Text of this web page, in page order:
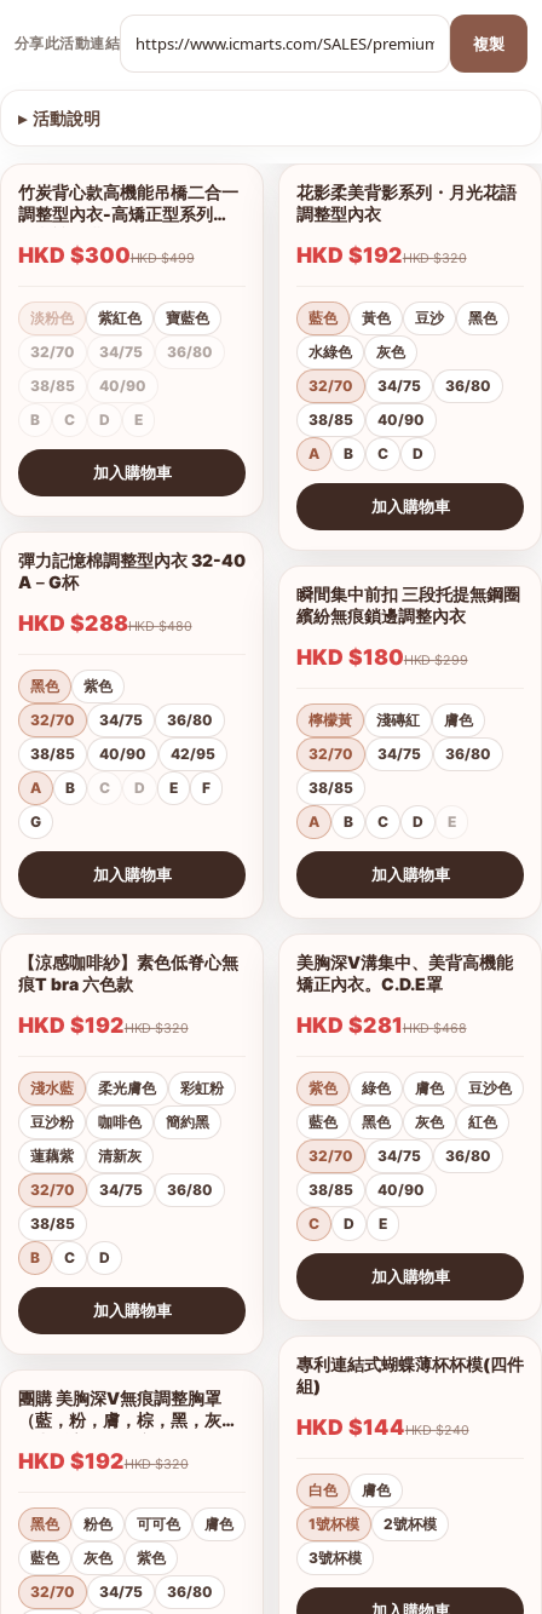
分享此活動連結 複製
▸ 活動說明
1/13
查看圖片
竹炭背心款高機能吊橋二合一
調整型內衣-高矯正型系列
HKD $300 HKD $499
淡粉色 紫紅色
寶藍色
32/70
34/75
36/80
38/85
40/90
B
C D E
加入購物車
1/18
查看圖片
彈力記憶棉調整型內衣 32-40
A－G杯
HKD $288 HKD $480
黑色
紫色
32/70
34/75
36/80
38/85
40/90
42/95
A
B C D E
F
G
加入購物車
1/18
查看圖片
【涼感咖啡紗】素色低脊心無
痕T bra 六色款
HKD $192 HKD $320
淺水藍 柔光膚色
彩虹粉
豆沙粉
咖啡色
簡約黑
蓮藕紫
清新灰
32/70
34/75
36/80
38/85
B
C D
加入購物車
1/17
查看圖片
團購 美胸深V無痕調整胸罩
（藍，粉，膚，棕，黑，灰）
HKD $192 HKD $320
黑色 粉色 可可色
膚色
藍色
灰色
紫色
32/70
34/75 36/80
1/18
花影柔美背影系列・月光花語
調整型內衣
HKD $192 HKD $320
藍色 黃色 豆沙
黑色
水綠色
灰色
32/70
34/75
36/80
38/85
40/90
A
B C D
加入購物車
1/9
查看圖片
瞬間集中前扣 三段托提無鋼圈
繽紛無痕鎖邊調整內衣
HKD $180 HKD $299
檸檬黃 淺磚紅
膚色
32/70
34/75
36/80
38/85
A
B C D E
加入購物車
1/16
查看圖片
美胸深V溝集中、美背高機能
矯正內衣。C.D.E罩
HKD $281 HKD $468
紫色 綠色 膚色
豆沙色
藍色
黑色 灰色
紅色
32/70
34/75
36/80
38/85
40/90
C
D E
加入購物車
1/2
查看圖片
專利連結式蝴蝶薄杯杯模(四件
組)
HKD $144 HKD $240
白色
膚色
1號杯模
2號杯模
3號杯模